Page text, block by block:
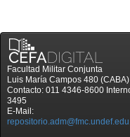
Facultad Militar Conjunta
Luis María Campos 480 (CABA)
Contacto: 011 4346-8600
3495
E-Mail: